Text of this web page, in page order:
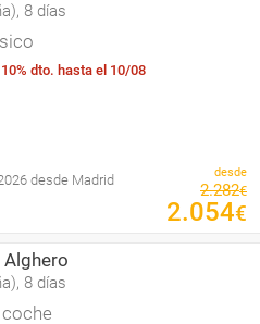
8 días
10% dto. hasta el 10/08
desde Madrid desde
2.282€
2.054€
Alghero
8 días